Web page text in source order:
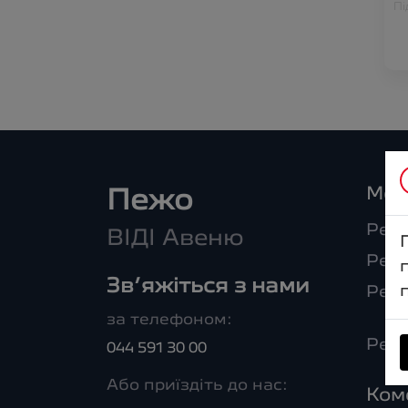
Пежо
ВІДІ Авеню
Зв’яжіться з нами
за телефоном:
044 591 30 00
Або приїздіть до нас: